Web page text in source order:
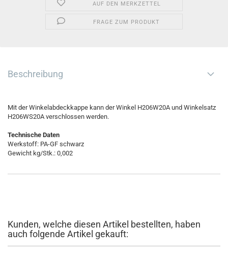
AUF DEN MERKZETTEL
FRAGE ZUM PRODUKT
Beschreibung
Mit der Winkelabdeckkappe kann der Winkel H206W20A und Winkelsatz
H206WS20A verschlossen werden.
Technische Daten
Werkstoff: PA-GF schwarz
Gewicht kg/Stk.: 0,002
Kunden, welche diesen Artikel bestellten, haben
auch folgende Artikel gekauft: